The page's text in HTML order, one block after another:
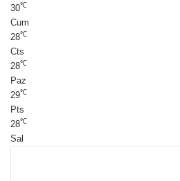
30℃
Cum
28℃
Cts
28℃
Paz
29℃
Pts
28℃
Sal